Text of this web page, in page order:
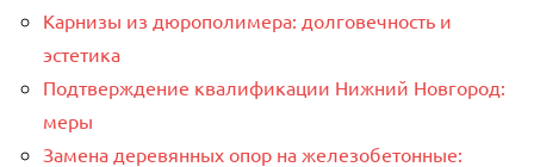
Карнизы из дюрополимера: долговечность и
эстетика
Подтверждение квалификации Нижний Новгород:
меры
Замена деревянных опор на железобетонные: